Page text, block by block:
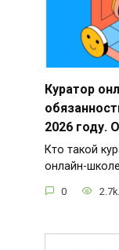
Куратор
2026 году.
Кто такой
онлайн-школе
0 2.7k.